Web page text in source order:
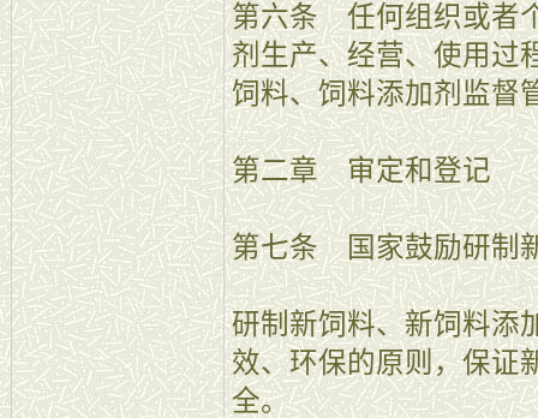
第六条 任何组织或者
剂生产、经营、使用过
饲料、饲料添加剂监督
第二章 审定和登记
第七条 国家鼓励研制
研制新饲料、新饲料添
效、环保的原则，保证
全。